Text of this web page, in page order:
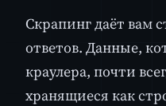
Скрапинг даёт вам
ответов. Данные,
краулера, почти
хранящиеся как